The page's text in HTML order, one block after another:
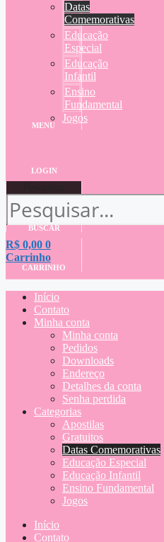
Datas
Comemorativas
Educação
Especial
Educação
Infantil
Ensino
Fundamental
Jogos
MENU
LOGIN
BUSCAR
R$ 0,00 0
Carrinho
CARRINHO
Início
Contato
Minha conta
Minha conta
Pedidos
Downloads
Endereço
Detalhes da conta
Senha perdida
Categorias
Apostilas
Gratuitos
Datas Comemorativas
Educação Especial
Educação Infantil
Ensino Fundamental
Jogos
Início
Contato